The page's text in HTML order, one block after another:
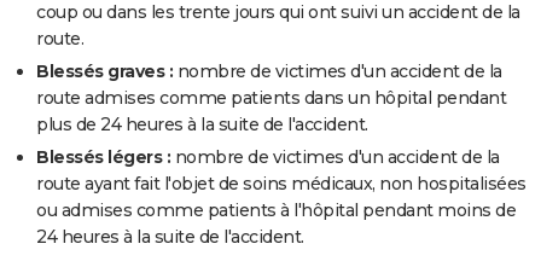
coup ou dans les trente jours qui ont suivi un accident de la
route.
Blessés graves : nombre de victimes d'un accident de la
route admises comme patients dans un hôpital pendant
plus de 24 heures à la suite de l'accident.
Blessés légers : nombre de victimes d'un accident de la
route ayant fait l'objet de soins médicaux, non hospitalisées
ou admises comme patients à l'hôpital pendant moins de
24 heures à la suite de l'accident.